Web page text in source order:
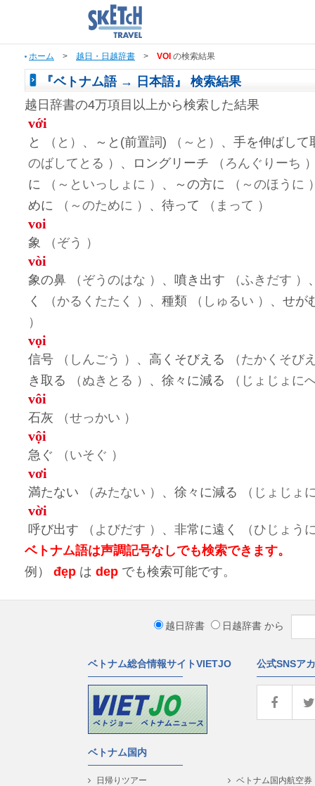
ホーム > 越日・日越辞書 > VOI の検索結果
『ベトナム語 → 日本語』 検索結果
越日辞書の4万項目以上から検索した結果
với
と （と） 、～と(前置詞) （～と） 、手を伸ばして
のばしてとる ） 、ロングリーチ （ろんぐりーち
に （～といっしょに ） 、～の方に （～のほうに
めに （～のために ） 、待って （まって ）
voi
象 （ぞう ）
vòi
象の鼻 （ぞうのはな ） 、噴き出す （ふきだす ）
く
（かるくたたく ） 、種類 （しゅるい ） 、せが
）
vọi
信号 （しんごう ） 、高くそびえる （たかくそび
き取る （ぬきとる ） 、徐々に減る （じょじょに
vôi
石灰 （せっかい ）
vội
急ぐ （いそぐ ）
vơi
満たない （みたない ） 、徐々に減る （じょじょ
vời
呼び出す （よびだす ） 、非常に遠く
（ひじょう
ベトナム語は声調記号なしでも検索できます。
例）
đẹp は dep でも検索可能です。
越日辞書 日越辞書 から
ベトナム総合情報サイトVIETJO 公式SNSア
ベトナム国内
日帰りツアー
ベトナム国内航空券